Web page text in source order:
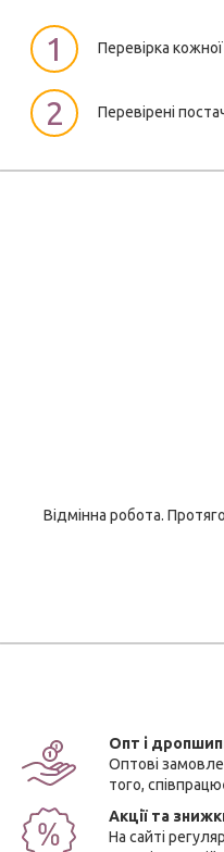
1 Перевірка
2 Перевірені
Відмінна робота.
Опт і
Оптові
того,
Акції та
На сайті